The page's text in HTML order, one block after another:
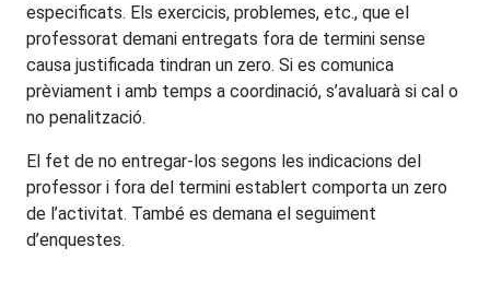
especificats. Els exercicis, problemes, etc., que el
professorat demani entregats fora de termini sense
causa justificada tindran un zero. Si es comunica
prèviament i amb temps a coordinació, s’avaluarà si cal o
no penalització.
El fet de no entregar-los segons les indicacions del
professor i fora del termini establert comporta un zero
de l’activitat. També es demana el seguiment
d’enquestes.